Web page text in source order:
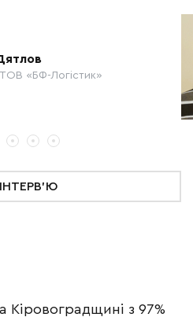
«БФ-Логістик»
ІНТЕРВ'Ю
Кіровоградщині з 97%